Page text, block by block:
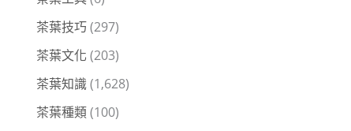
茶葉技巧(297)
茶葉文化 (203)
茶葉知識(1,628)
茶葉種類(100)